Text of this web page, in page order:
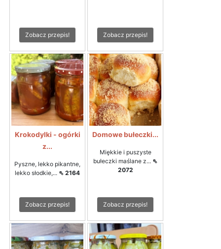
Zobacz przepis! Zobacz przepis!
Krokodylki - ogórki
z...
Pyszne, lekko pikantne,
lekko słodkie,... ⇖ 2164
Zobacz przepis!
Domowe bułeczki...
Miękkie i puszyste
bułeczki maślane z... ⇖
2072
Zobacz przepis!